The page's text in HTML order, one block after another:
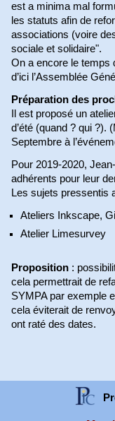
est a minima mal
les statuts afin de
associations (voire
sociale et solidaire".
On a encore le temps
d’ici l’Assemblée
Préparation des
Il est proposé un
d’été (quand ? qui ?).
Septembre à
Pour 2019-2020,
adhérents pour leur
Les sujets pressentis
Ateliers Inkscape,
Atelier Limesurvey
Proposition :
cela permettrait de
SYMPA par exemple
cela éviterait de
ont raté des dates.